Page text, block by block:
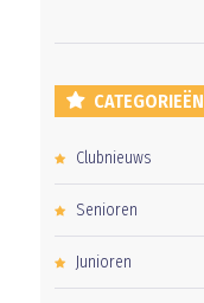
CATEGORIEËN
Clubnieuws
Senioren
Junioren